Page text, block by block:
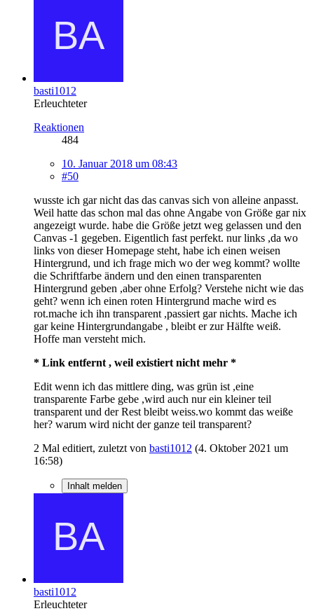
basti1012
Erleuchteter
Reaktionen
484
10. Januar 2018 um 08:43
#50
wusste ich gar nicht das das canvas sich von alleine anpasst.
Weil hatte das schon mal das ohne Angabe von Größe gar nix
angezeigt wurde. habe die Größe jetzt weg gelassen und den
Canvas -1 gegeben. Eigentlich fast perfekt. nur links ,da wo
links von dieser Homepage steht, habe ich einen weisen
Hintergrund, und ich frage mich wo der weg kommt? wollte
die Schriftfarbe ändern und den einen transparenten
Hintergrund geben ,aber ohne Erfolg? Verstehe nicht wie das
geht? wenn ich einen roten Hintergrund mache wird es
rot.mache ich ihn transparent ,passiert gar nichts. Mache ich
gar keine Hintergrundangabe , bleibt er zur Hälfte weiß.
Hoffe man versteht mich.
* Link entfernt , weil existiert nicht mehr *
Edit wenn ich das mittlere ding, was grün ist ,eine
transparente Farbe gebe ,wird auch nur ein kleiner teil
transparent und der Rest bleibt weiss.wo kommt das weiße
her? warum wird nicht der ganze teil transparent?
2 Mal editiert, zuletzt von basti1012 (4. Oktober 2021 um
16:58)
Inhalt melden
basti1012
Erleuchteter